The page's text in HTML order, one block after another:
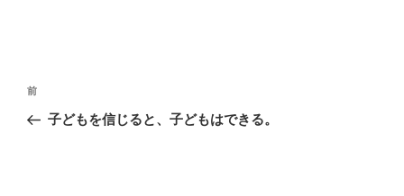
投
ナ
前
の
前
子どもを信じると、子どもはできる。